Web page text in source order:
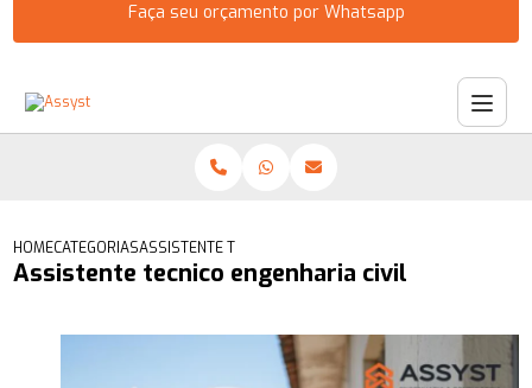
Faça seu orçamento por Whatsapp
HOMECATEGORIASASSISTENTE TECNICO ENGENHARIA CIVIL
Assistente tecnico engenharia civil